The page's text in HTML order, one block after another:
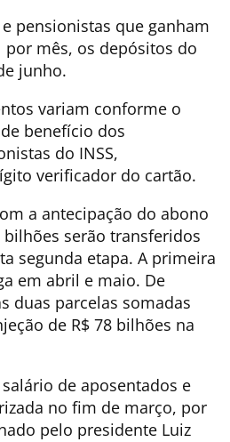
pensionistas que ganham
por mês, os depósitos do
junho.
variam conforme o
benefício dos
do INSS,
verificador do cartão.
a antecipação do abono
bilhões serão transferidos
segunda etapa. A primeira
em abril e maio. De
duas parcelas somadas
de R$ 78 bilhões na
de aposentados e
no fim de março, por
pelo presidente Luiz